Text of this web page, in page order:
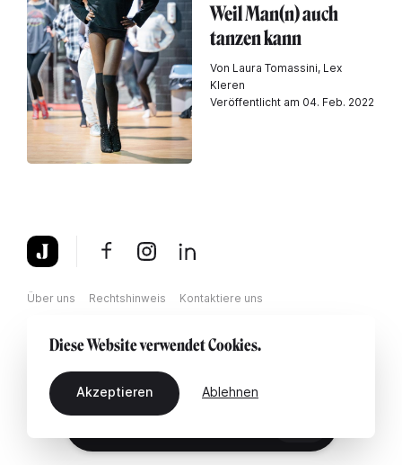
Weil Man(n) auch
tanzen kann
Von Laura Tomassini, Lex
Kleren
Veröffentlicht am 04. Feb. 2022
Über uns Rechtshinweis Kontaktiere uns
Diese Website verwendet Cookies.
Akzeptieren Ablehnen